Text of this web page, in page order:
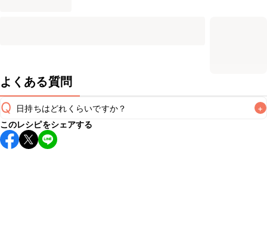
よくある質問
Q 日持ちはどれくらいですか？ +
保存期間は冷蔵で当日中が目安です。なるべくお早めにお召
し上がりください。
このレシピをシェアする